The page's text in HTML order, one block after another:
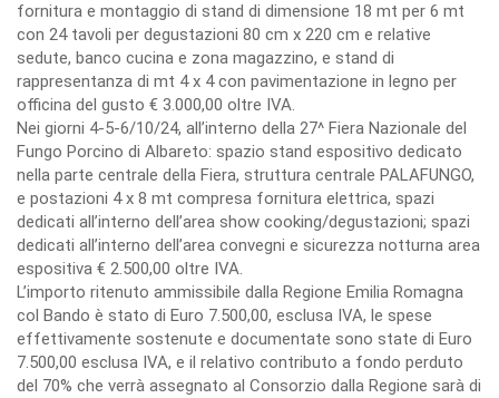
fornitura e montaggio di stand di dimensione 18 mt per 6 mt
con 24 tavoli per degustazioni 80 cm x 220 cm e relative
sedute, banco cucina e zona magazzino, e stand di
rappresentanza di mt 4 x 4 con pavimentazione in legno per
officina del gusto € 3.000,00 oltre IVA.
Nei giorni 4-5-6/10/24, all’interno della 27^ Fiera Nazionale del
Fungo Porcino di Albareto: spazio stand espositivo dedicato
nella parte centrale della Fiera, struttura centrale PALAFUNGO,
e postazioni 4 x 8 mt compresa fornitura elettrica, spazi
dedicati all’interno dell’area show cooking/degustazioni; spazi
dedicati all’interno dell’area convegni e sicurezza notturna area
espositiva € 2.500,00 oltre IVA.
L’importo ritenuto ammissibile dalla Regione Emilia Romagna
col Bando è stato di Euro 7.500,00, esclusa IVA, le spese
effettivamente sostenute e documentate sono state di Euro
7.500,00 esclusa IVA, e il relativo contributo a fondo perduto
del 70% che verrà assegnato al Consorzio dalla Regione sarà di